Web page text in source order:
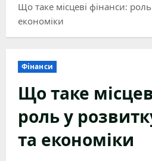
Що таке місцеві фінанси:
економіки
Фінанси
Що таке
роль у
та економіки